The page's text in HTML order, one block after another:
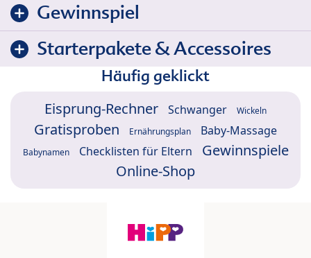
Gewinnspiel
Starterpakete & Accessoires
Häufig geklickt
Eisprung-Rechner Schwanger Wickeln
Gratisproben Ernährungsplan Baby-Massage
Babynamen Checklisten für Eltern
Gewinnspiele
Online-Shop